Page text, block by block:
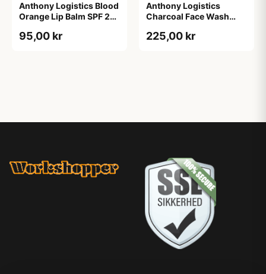
Anthony Logistics Blood
Orange Lip Balm SPF 25
95,00 kr
Anthony Logistics
Charcoal Face Wash
225,00 kr